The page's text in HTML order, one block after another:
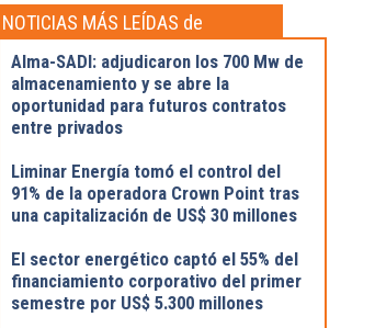
NOTICIAS MÁS LEÍDAS de
Actualidad
Alma-SADI: adjudicaron los 700 Mw de
almacenamiento y se abre la
oportunidad para futuros contratos
entre privados
Liminar Energía tomó el control del
91% de la operadora Crown Point tras
una capitalización de US$ 30 millones
El sector energético captó el 55% del
financiamiento corporativo del primer
semestre por US$ 5.300 millones